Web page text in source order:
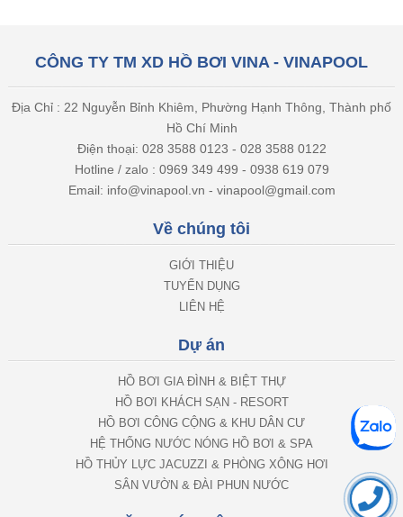
CÔNG TY TM XD HỒ BƠI VINA - VINAPOOL
Địa Chỉ : 22 Nguyễn Bỉnh Khiêm, Phường Hạnh Thông, Thành phố
Hồ Chí Minh
Điện thoại: 028 3588 0123 - 028 3588 0122
Hotline / zalo : 0969 349 499 - 0938 619 079
Email: info@vinapool.vn - vinapool@gmail.com
Về chúng tôi
GIỚI THIỆU
TUYỂN DỤNG
LIÊN HỆ
Dự án
HỒ BƠI GIA ĐÌNH & BIỆT THỰ
HỒ BƠI KHÁCH SẠN - RESORT
HỒ BƠI CÔNG CỘNG & KHU DÂN CƯ
HỆ THỐNG NƯỚC NÓNG HỒ BƠI & SPA
HỒ THỦY LỰC JACUZZI & PHÒNG XÔNG HƠI
SÂN VƯỜN & ĐÀI PHUN NƯỚC